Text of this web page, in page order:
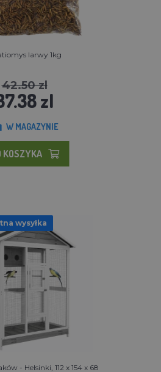
larwy 1kg
42.50 zl
zl
W MAGAZYNIE
KOSZYKA
wysyłka
- Helsinki, 112 x 154 x 68